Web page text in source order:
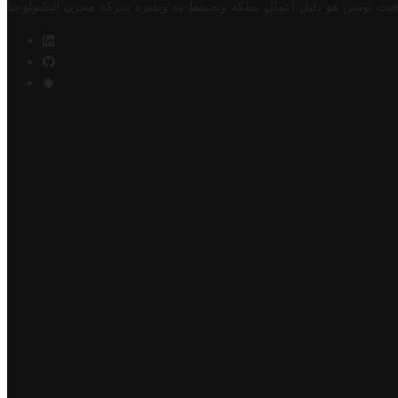
تونس هو دليل أعمال تملكه وتحتفظ به وتديره شركة مخزن التكنولوجيا